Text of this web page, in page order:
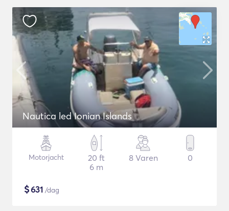
Nautica led Ionian Islands
Motorjacht
20 ft
6 m
8 Varen 0
$631 /dag